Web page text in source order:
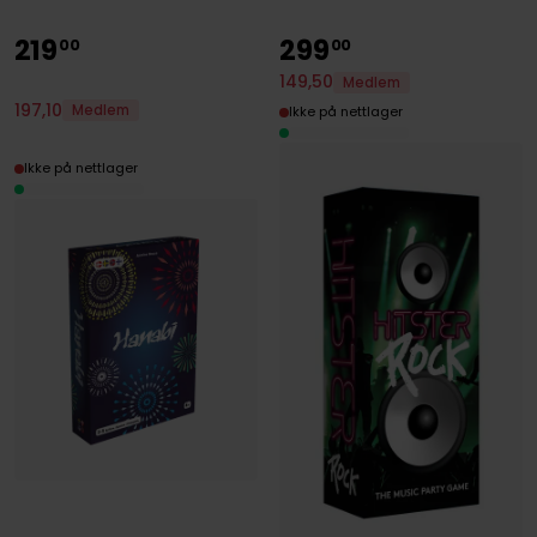
21900
197,10 Medlem
Ikke på nettlager
29900
149,50
Medlem
Ikke på nettlager